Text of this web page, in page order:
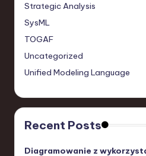
Strategic Analysis
SysML
TOGAF
Uncategorized
Unified Modeling Language
Recent Posts
Diagramowanie z